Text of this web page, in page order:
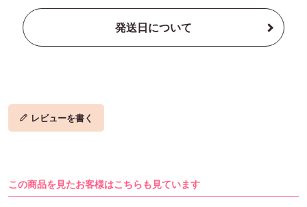
発送日について
レビューを書く
この商品を見たお客様はこちらも見ています